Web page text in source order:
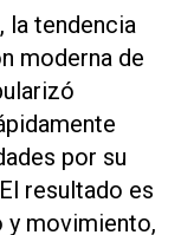
, la tendencia
moderna de
por su
resultado es
y movimiento,